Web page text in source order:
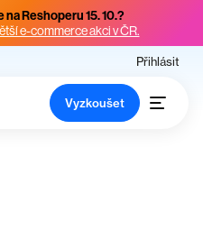
Reshoperu 15. 10.?
e-commerce akci v ČR.
Přihlásit
Vyzkoušet